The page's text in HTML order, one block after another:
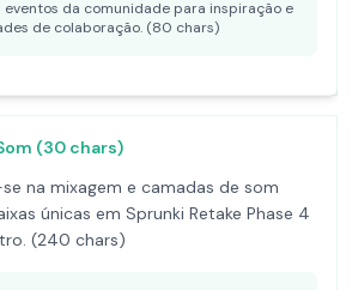
eventos da comunidade para inspiração e
de colaboração. (80 chars)
(30 chars)
na mixagem e camadas de som
únicas em Sprunki Retake Phase 4
(240 chars)